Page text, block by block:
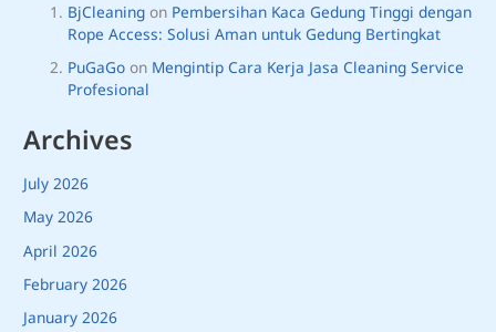
BjCleaning on Pembersihan Kaca Gedung Tinggi dengan
Rope Access: Solusi Aman untuk Gedung Bertingkat
PuGaGo on Mengintip Cara Kerja Jasa Cleaning Service
Profesional
Archives
July 2026
May 2026
April 2026
February 2026
January 2026